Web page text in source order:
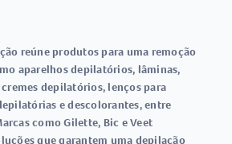
reúne produtos para uma remoção
aparelhos depilatórios, lâminas,
depilatórios, lenços para
e descolorantes, entre
como Gilette, Bic e Veet
que garantem uma depilação